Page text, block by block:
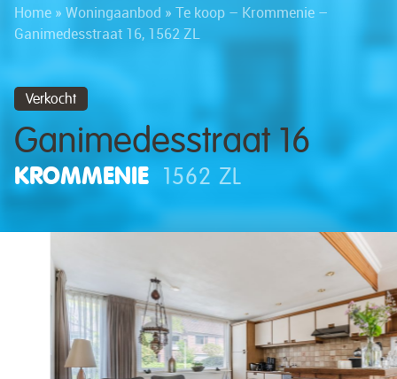
Home » Woningaanbod » Te koop – Krommenie –
Ganimedesstraat 16, 1562 ZL
Verkocht
Ganimedesstraat 16
KROMMENIE 1562 ZL